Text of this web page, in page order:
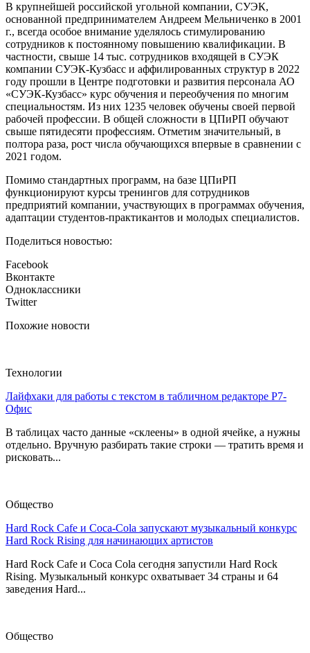
В крупнейшей российской угольной компании, СУЭК,
основанной предпринимателем Андреем Мельниченко в 2001
г., всегда особое внимание уделялось стимулированию
сотрудников к постоянному повышению квалификации. В
частности, свыше 14 тыс. сотрудников входящей в СУЭК
компании СУЭК-Кузбасс и аффилированных структур в 2022
году прошли в Центре подготовки и развития персонала АО
«СУЭК-Кузбасс» курс обучения и переобучения по многим
специальностям. Из них 1235 человек обучены своей первой
рабочей профессии. В общей сложности в ЦПиРП обучают
свыше пятидесяти профессиям. Отметим значительный, в
полтора раза, рост числа обучающихся впервые в сравнении с
2021 годом.
Помимо стандартных программ, на базе ЦПиРП
функционируют курсы тренингов для сотрудников
предприятий компании, участвующих в программах обучения,
адаптации студентов-практикантов и молодых специалистов.
Поделиться новостью:
Facebook
Вконтакте
Одноклассники
Twitter
Похожие новости
Технологии
Лайфхаки для работы с текстом в табличном редакторе Р7-
Офис
В таблицах часто данные «склеены» в одной ячейке, а нужны
отдельно. Вручную разбирать такие строки — тратить время и
рисковать...
Общество
Hard Rock Cafe и Coca-Cola запускают музыкальный конкурс
Hard Rock Rising для начинающих артистов
Hard Rock Cafe и Coca Cola сегодня запустили Hard Rock
Rising. Музыкальный конкурс охватывает 34 страны и 64
заведения Hard...
Общество